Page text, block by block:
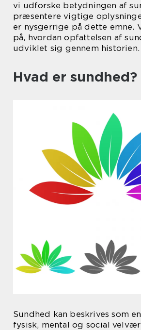
vi udforske betydningen af
præsentere vigtige
er nysgerrige på dette emne.
på, hvordan opfattelsen af
udviklet sig gennem historien.
Hvad er sundhed?
Sundhed kan beskrives som
fysisk, mental og social